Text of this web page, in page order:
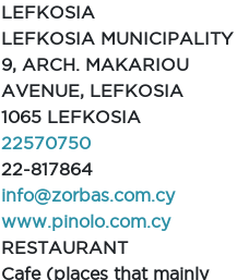
LEFKOSIA
LEFKOSIA MUNICIPALITY
9, ARCH. MAKARIOU
AVENUE, LEFKOSIA
1065 LEFKOSIA
22570750
22-817864
info@zorbas.com.cy
www.pinolo.com.cy
RESTAURANT
Cafe (places that mainly